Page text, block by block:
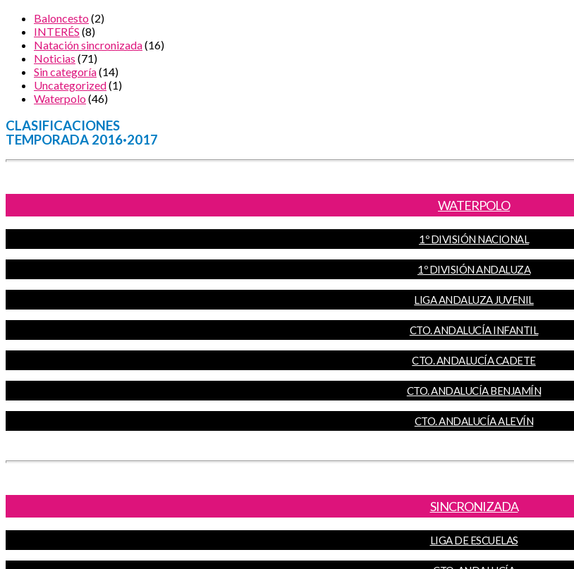
Baloncesto(2)
INTERÉS (8)
Natación sincronizada(16)
Noticias (71)
Sin categoría(14)
Uncategorized(1)
Waterpolo(46)
CLASIFICACIONES
TEMPORADA 2016·2017
WATERPOLO
1º DIVISIÓN NACIONAL
1º DIVISIÓN ANDALUZA
LIGA ANDALUZA JUVENIL
CTO. ANDALUCÍA INFANTIL
CTO. ANDALUCÍA CADETE
CTO. ANDALUCÍA BENJAMÍN
CTO. ANDALUCÍA ALEVÍN
SINCRONIZADA
LIGA DE ESCUELAS